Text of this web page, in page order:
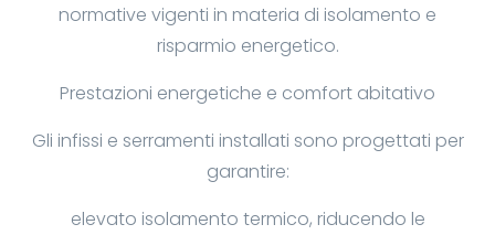
normative vigenti in materia di isolamento e
risparmio energetico.
Prestazioni energetiche e comfort abitativo
Gli infissi e serramenti installati sono progettati per
garantire:
elevato isolamento termico, riducendo le